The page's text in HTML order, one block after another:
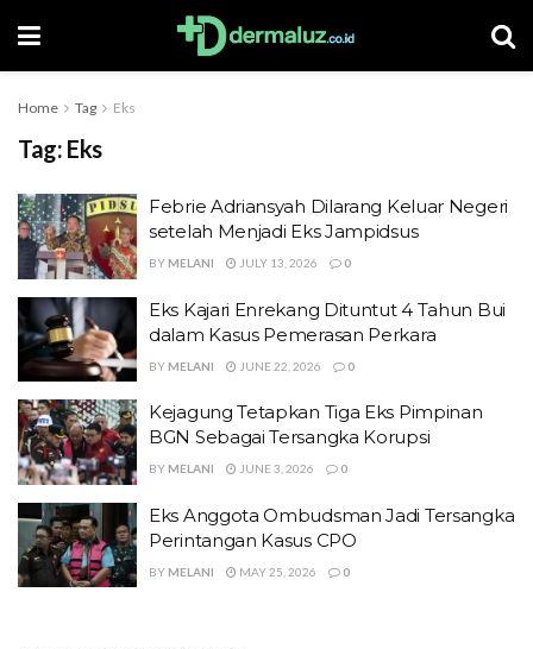
Home Tag Eks
Tag: Eks
Febrie Adriansyah Dilarang Keluar Negeri
setelah Menjadi Eks Jampidsus
BY MELANI JULY 13, 2026 0
Eks Kajari Enrekang Dituntut 4 Tahun Bui
dalam Kasus Pemerasan Perkara
BY MELANI JUNE 22, 2026 0
Kejagung Tetapkan Tiga Eks Pimpinan
BGN Sebagai Tersangka Korupsi
BY MELANI JUNE 3, 2026 0
Eks Anggota Ombudsman Jadi Tersangka
Perintangan Kasus CPO
BY MELANI MAY 25, 2026 0